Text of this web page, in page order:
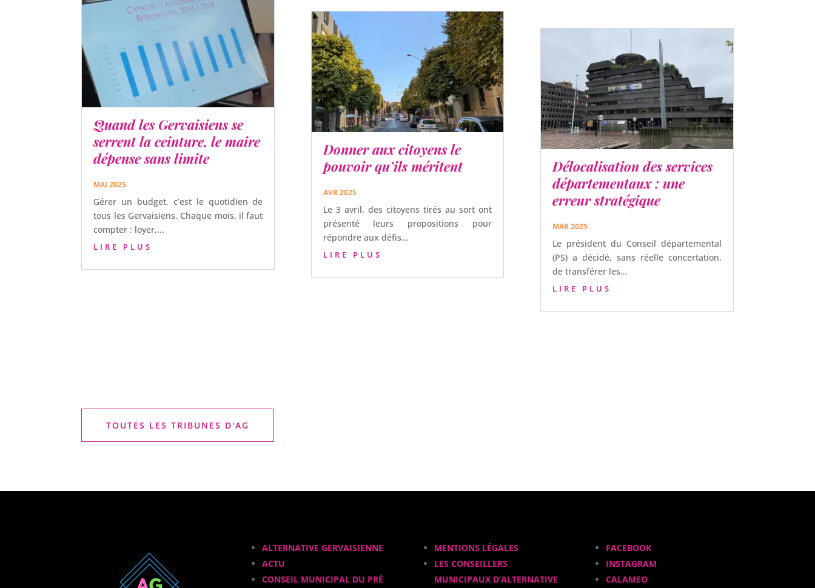
Quand les Gervaisiens se
serrent la ceinture, le maire
dépense sans limite
MAI 2025
Gérer un budget, c’est le quotidien de
tous les Gervaisiens. Chaque mois, il faut
compter : loyer,...
LIRE PLUS
Donner aux citoyens le
pouvoir qu’ils méritent
AVR 2025
Le 3 avril, des citoyens tirés au sort ont
présenté leurs propositions pour
répondre aux défis...
LIRE PLUS
Délocalisation des services
départementaux : une
erreur stratégique
MAR 2025
Le président du Conseil départemental
(PS) a décidé, sans réelle concertation,
de transférer les...
LIRE PLUS
TOUTES LES TRIBUNES D'AG
ALTERNATIVE GERVAISIENNE
ACTU
CONSEIL MUNICIPAL DU PRÉ
MENTIONS LÉGALES
LES CONSEILLERS
MUNICIPAUX D’ALTERNATIVE
FACEBOOK
INSTAGRAM
CALAMEO